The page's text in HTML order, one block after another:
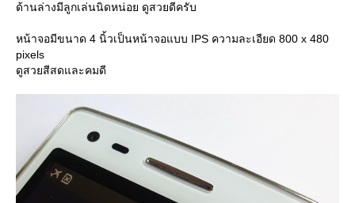
ด้านล่างมีลูกเล่นนิดหน่อย ดูสวยดีครับ
หน้าจอมีขนาด 4 นิ้วเป็นหน้าจอแบบ IPS ความละเอียด 800 x 480
pixels
ดูสวยสีสดและคมดี